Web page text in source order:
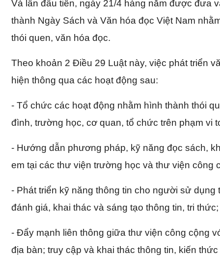
Và lần đầu tiên, ngày 21/4 hàng năm được đưa
thành Ngày Sách và Văn hóa đọc Việt Nam
thói quen, văn hóa đọc.
Theo khoản 2 Điều 29 Luật này, việc phát triển
hiện thông qua các hoạt động sau:
- Tổ chức các hoạt động nhằm hình thành thói
đình, trường học, cơ quan, tổ chức trên phạm vi
- Hướng dẫn phương pháp, kỹ năng đọc sách,
em tại các thư viện trường học và thư viện công
- Phát triển kỹ năng thông tin cho người sử dụng
đánh giá, khai thác và sáng tạo thông tin, tri thức;
- Đẩy mạnh liên thông giữa thư viện công cộng
địa bàn; truy cập và khai thác thông tin, kiến